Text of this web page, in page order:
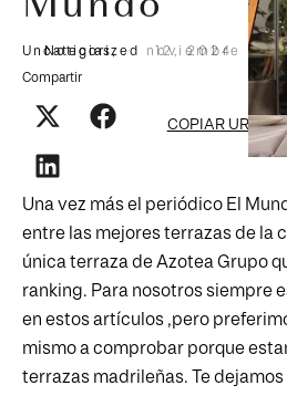
Noticias,
Uncategorized
noviembre 12, 2024
Compartir
COPIAR URL
Una vez más el periódico El
entre las mejores terrazas de la
única terraza de Azotea Grupo
ranking. Para nosotros siempre
en estos artículos ,pero
mismo a comprobar porque
terrazas madrileñas. Te